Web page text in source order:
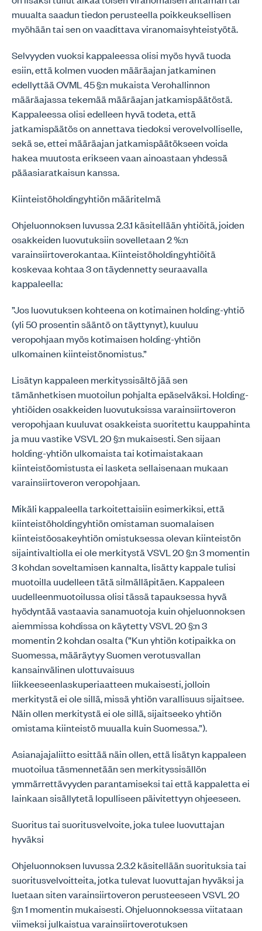
muualta saadun tiedon perusteella poikkeuksellisen
myöhään tai sen on vaadittava viranomaisyhteistyötä.
Selvyyden vuoksi kappaleessa olisi myös hyvä tuoda
esiin, että kolmen vuoden määräajan jatkaminen
edellyttää OVML 45 §:n mukaista Verohallinnon
määräajassa tekemää määräajan jatkamispäätöstä.
Kappaleessa olisi edelleen hyvä todeta, että
jatkamispäätös on annettava tiedoksi verovelvolliselle,
sekä se, ettei määräajan jatkamispäätökseen voida
hakea muutosta erikseen vaan ainoastaan yhdessä
pääasiaratkaisun kanssa.
Kiinteistöholdingyhtiön määritelmä
Ohjeluonnoksen luvussa 2.3.1 käsitellään yhtiöitä, joiden
osakkeiden luovutuksiin sovelletaan 2 %:n
varainsiirtoverokantaa. Kiinteistöholdingyhtiöitä
koskevaa kohtaa 3 on täydennetty seuraavalla
kappaleella:
”Jos luovutuksen kohteena on kotimainen holding-yhtiö
(yli 50 prosentin sääntö on täyttynyt), kuuluu
veropohjaan myös kotimaisen holding-yhtiön
ulkomainen kiinteistönomistus.”
Lisätyn kappaleen merkityssisältö jää sen
tämänhetkisen muotoilun pohjalta epäselväksi. Holding-
yhtiöiden osakkeiden luovutuksissa varainsiirtoveron
veropohjaan kuuluvat osakkeista suoritettu kauppahinta
ja muu vastike VSVL 20 §:n mukaisesti. Sen sijaan
holding-yhtiön ulkomaista tai kotimaistakaan
kiinteistöomistusta ei lasketa sellaisenaan mukaan
varainsiirtoveron veropohjaan.
Mikäli kappaleella tarkoitettaisiin esimerkiksi, että
kiinteistöholdingyhtiön omistaman suomalaisen
kiinteistöosakeyhtiön omistuksessa olevan kiinteistön
sijaintivaltiolla ei ole merkitystä VSVL 20 §:n 3 momentin
3 kohdan soveltamisen kannalta, lisätty kappale tulisi
muotoilla uudelleen tätä silmälläpitäen. Kappaleen
uudelleenmuotoilussa olisi tässä tapauksessa hyvä
hyödyntää vastaavia sanamuotoja kuin ohjeluonnoksen
aiemmissa kohdissa on käytetty VSVL 20 §:n 3
momentin 2 kohdan osalta (”Kun yhtiön kotipaikka on
Suomessa, määräytyy Suomen verotusvallan
kansainvälinen ulottuvaisuus
liikkeeseenlaskuperiaatteen mukaisesti, jolloin
merkitystä ei ole sillä, missä yhtiön varallisuus sijaitsee.
Näin ollen merkitystä ei ole sillä, sijaitseeko yhtiön
omistama kiinteistö muualla kuin Suomessa.”).
Asianajajaliitto esittää näin ollen, että lisätyn kappaleen
muotoilua täsmennetään sen merkityssisällön
ymmärrettävyyden parantamiseksi tai että kappaletta ei
lainkaan sisällytetä lopulliseen päivitettyyn ohjeeseen.
Suoritus tai suoritusvelvoite, joka tulee luovuttajan
hyväksi
Ohjeluonnoksen luvussa 2.3.2 käsitellään suorituksia tai
suoritusvelvoitteita, jotka tulevat luovuttajan hyväksi ja
luetaan siten varainsiirtoveron perusteeseen VSVL 20
§:n 1 momentin mukaisesti. Ohjeluonnoksessa viitataan
viimeksi julkaistua varainsiirtoverotuksen